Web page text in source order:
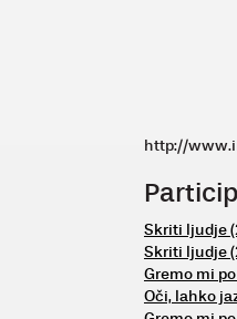
http://
Skriti ljudje
Skriti ljudje
Gremo mi
Oči, lahko